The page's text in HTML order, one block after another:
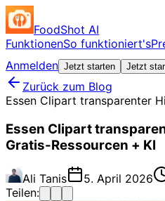
FoodShot AI
FunktionenSo funktioniert's
Anmelden Jetzt starten Jetzt
Zurück zum Blog
Essen Clipart transparenter
Essen Clipart
Gratis-Ressourcen + KI
Ali Tanis 5. April 2026
Teilen: